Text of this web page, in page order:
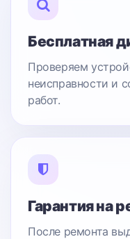
Бесплатная
Проверяем
неисправности и
работ.
Гарантия на
После ремонта